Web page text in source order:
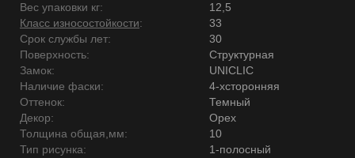
Вес упаковки кг:
12,5
Класс износостойкости:
33
Срок службы лет:
30
Поверхность:
Структурная
Замок:
UNICLIC
Наличие фаски:
4-хсторонняя
Оттенок:
Темный
Декор:
Орех
Толщина общая,мм:
10
Тип рисунка:
1-полосный